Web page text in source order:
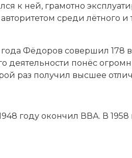
к ней, грамотно
среди лётного и
Фёдоров совершил 178
деятельности понёс
раз получил высшее
году окончил ВВА. В 1958